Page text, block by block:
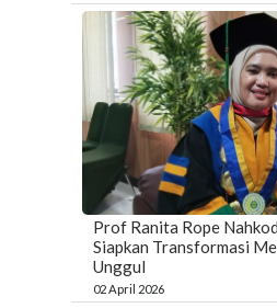
Prof Ranita Rope
Siapkan Transformasi
Unggul
02 April 2026